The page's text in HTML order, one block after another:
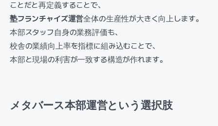
ことだと再定義することで、
塾フランチャイズ運営全体の生産性が大きく向上します。
本部スタッフ自身の業務評価も、
校舎の業績向上率を指標に組み込むことで、
本部と現場の利害が一致する構造が作れます。
メタバース本部運営という選択肢